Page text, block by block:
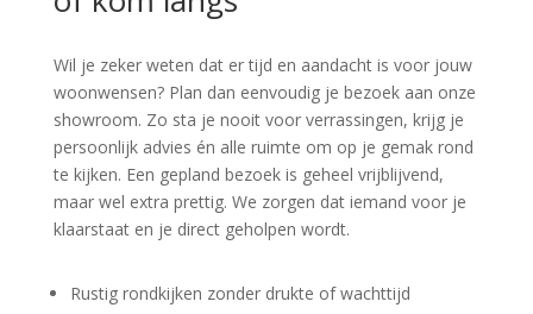
Wil je zeker weten dat er tijd en aandacht is voor jouw
woonwensen? Plan dan eenvoudig je bezoek aan onze
showroom. Zo sta je nooit voor verrassingen, krijg je
persoonlijk advies én alle ruimte om op je gemak rond
te kijken. Een gepland bezoek is geheel vrijblijvend,
maar wel extra prettig. We zorgen dat iemand voor je
klaarstaat en je direct geholpen wordt.
Rustig rondkijken zonder drukte of wachttijd